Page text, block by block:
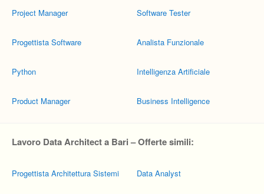
Project Manager
Progettista Software
Python
Product Manager
Software Tester
Analista Funzionale
Intelligenza Artificiale
Business Intelligence
Lavoro Data Architect a Bari – Offerte simili:
Progettista Architettura Sistemi Data Analyst